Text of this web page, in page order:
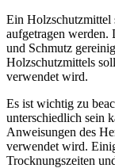
Ein Holzschutzmittel
aufgetragen
und Schmutz
Holzschutzmittels
verwendet wird.
Es ist wichtig zu
unterschiedlich sein
Anweisungen des
verwendet wird.
Trocknungszeiten